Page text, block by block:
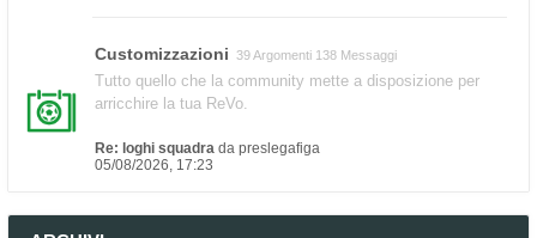
Customizzazioni 39 Argomenti 138 Messaggi
Tutto quello che la community mette a disposizione per
arricchire la tua ReVo.
Re: loghi squadra da preslegafiga
05/08/2026, 17:23